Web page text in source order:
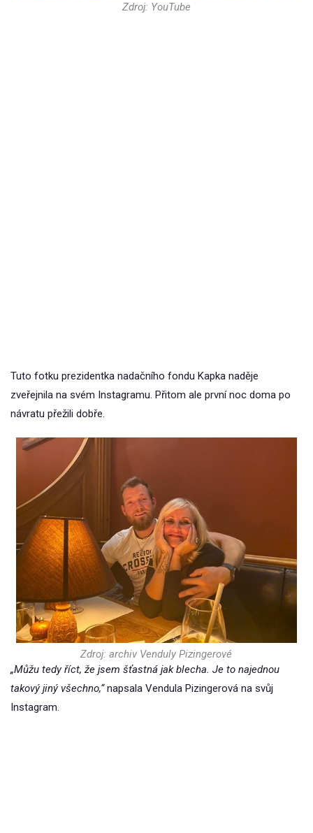
Zdroj: YouTube
Tuto fotku prezidentka nadačního fondu Kapka naděje
zveřejnila na svém Instagramu. Přitom ale první noc doma po
návratu přežili dobře.
Zdroj: archiv Venduly Pizingerové
„Můžu tedy říct, že jsem šťastná jak blecha. Je to najednou
takový jiný všechno,“napsala Vendula Pizingerová na svůj
Instagram.